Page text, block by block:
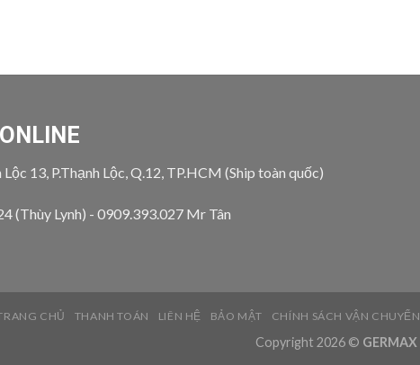
13, P.Thạnh Lộc, Q.12, TP.HCM (Ship toàn quốc)
(Thùy Lynh) - 0909.393.027 Mr Tân
CHỦ THANH TOÁN LIÊN HỆ BẢO MẬT CHÍNH SÁCH VẬN CHUYỂN
Copyright 2026 © GERMAX